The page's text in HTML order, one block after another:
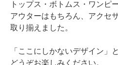
トップス・ボトムス・ワンピー
アウターはもちろん、アクセ
取り揃えました。
「ここにしかないデザイン」
どうぞお楽しみください。